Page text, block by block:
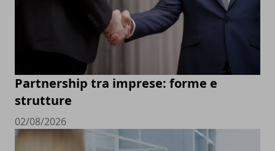
Partnership tra imprese: forme e
strutture
02/08/2026